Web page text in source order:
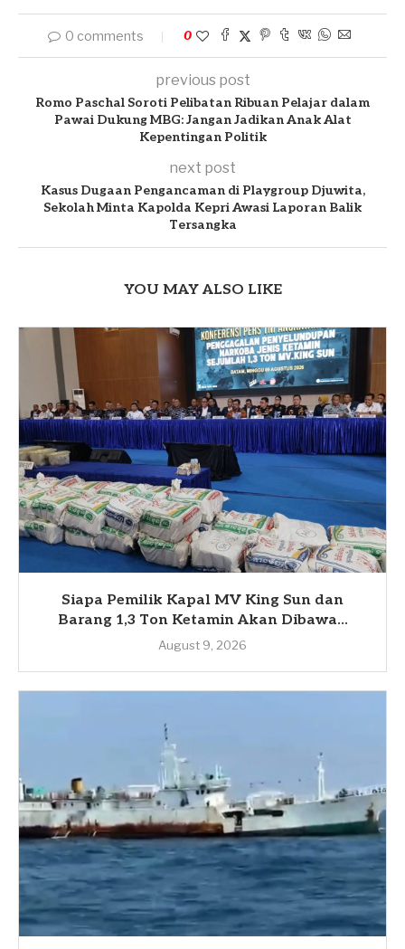
0 comments 0
previous post
Romo Paschal Soroti Pelibatan Ribuan Pelajar dalam
Pawai Dukung MBG: Jangan Jadikan Anak Alat
Kepentingan Politik
next post
Kasus Dugaan Pengancaman di Playgroup Djuwita,
Sekolah Minta Kapolda Kepri Awasi Laporan Balik
Tersangka
YOU MAY ALSO LIKE
Siapa Pemilik Kapal MV King Sun dan
Barang 1,3 Ton Ketamin Akan Dibawa...
August 9, 2026